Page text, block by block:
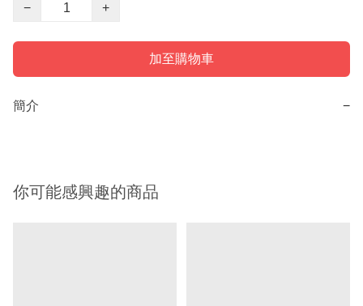
−
+
加至購物車
簡介 −
你可能感興趣的商品